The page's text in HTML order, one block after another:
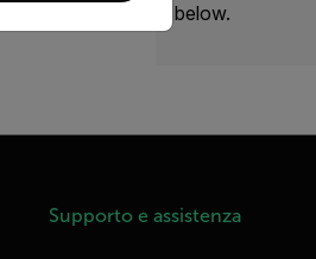
below.
Supporto e assistenza